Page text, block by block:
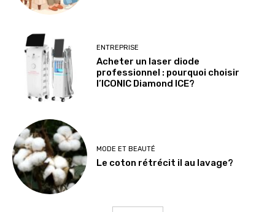
ENTREPRISE
Acheter un laser diode
professionnel : pourquoi choisir
l’ICONIC Diamond ICE?
MODE ET BEAUTÉ
Le coton rétrécit il au lavage?